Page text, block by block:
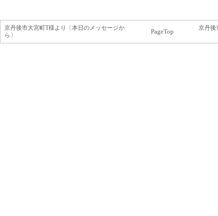
京丹後市大宮町T様より〔本日のメッセージか
ら〕
PageTop 京丹後